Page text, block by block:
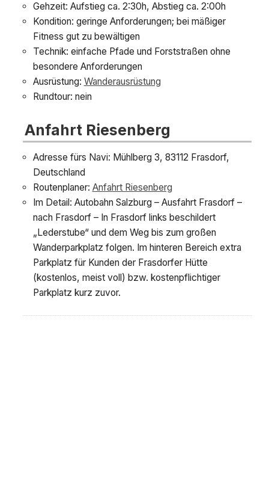
Gehzeit: Aufstieg ca. 2:30h, Abstieg ca. 2:00h
Kondition: geringe Anforderungen; bei mäßiger
Fitness gut zu bewältigen
Technik: einfache Pfade und Forststraßen ohne
besondere Anforderungen
Ausrüstung: Wanderausrüstung
Rundtour: nein
Anfahrt Riesenberg
Adresse fürs Navi: Mühlberg 3, 83112 Frasdorf,
Deutschland
Routenplaner: Anfahrt Riesenberg
Im Detail: Autobahn Salzburg – Ausfahrt Frasdorf –
nach Frasdorf – In Frasdorf links beschildert
„Lederstube“ und dem Weg bis zum großen
Wanderparkplatz folgen. Im hinteren Bereich extra
Parkplatz für Kunden der Frasdorfer Hütte
(kostenlos, meist voll) bzw. kostenpflichtiger
Parkplatz kurz zuvor.